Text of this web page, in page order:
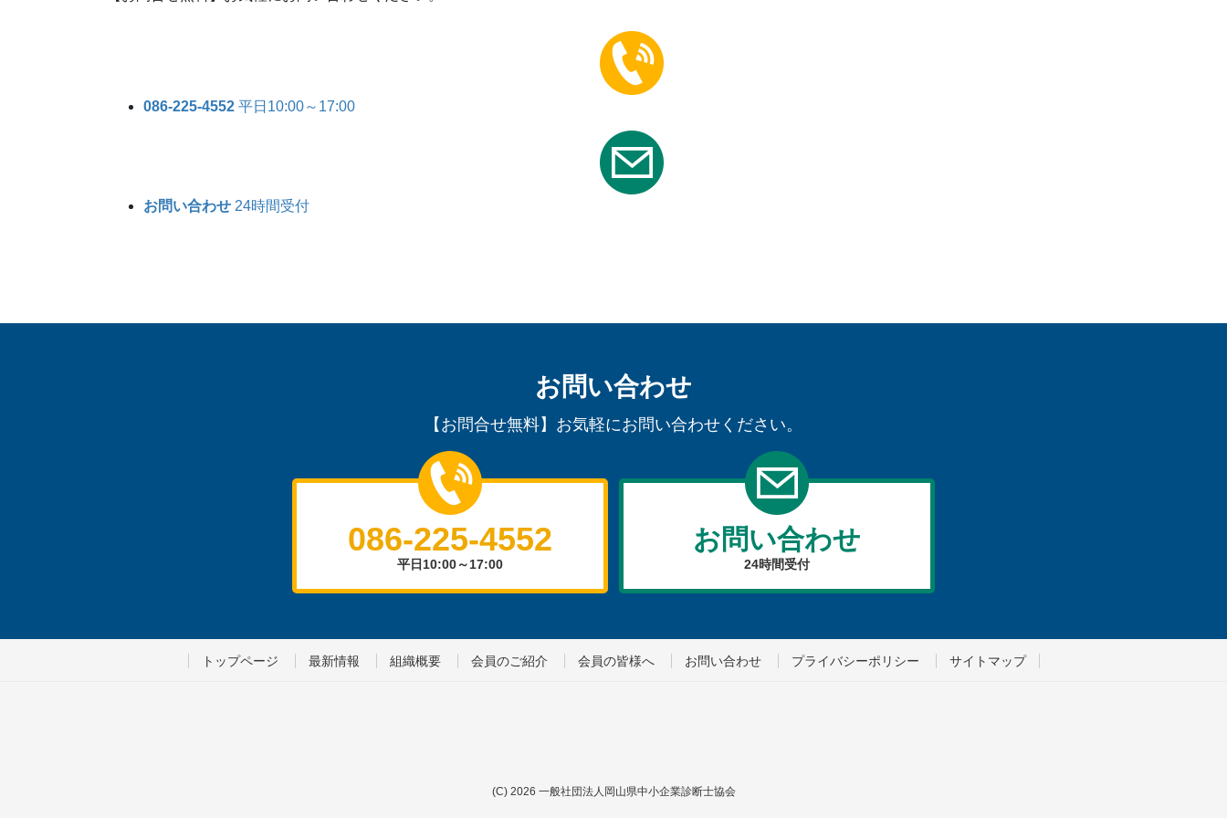
086-225-4552 平日10:00～17:00
お問い合わせ 24時間受付
お問い合わせ
【お問合せ無料】お気軽にお問い合わせください。
086-225-4552
平日10:00～17:00
お問い合わせ
24時間受付
トップページ 最新情報 組織概要 会員のご紹介 会員の皆様へ お問い合わせ プライバシーポリシー サイトマップ
(C) 2026 一般社団法人岡山県中小企業診断士協会